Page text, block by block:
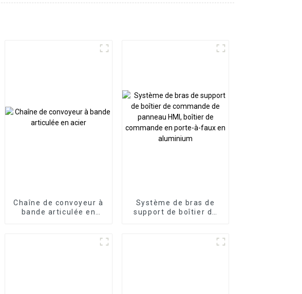
Chaîne de convoyeur à
bande articulée en
Système de bras de
support de boîtier de